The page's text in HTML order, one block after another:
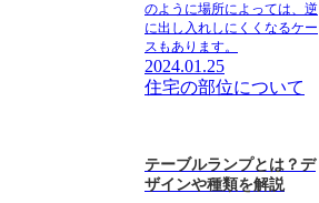
のように場所によっては、逆
に出し入れしにくくなるケー
スもあります。
2024.01.25
住宅の部位について
テーブルランプとは？デ
ザインや種類を解説